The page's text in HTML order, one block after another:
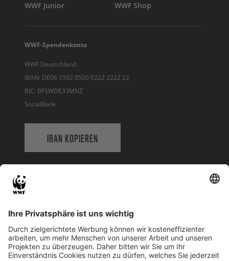
WWF Junior WWF Shop
WWF-Spendenkonto
WWF Deutschland
IBAN: DE06 5502 0500 0222 2222 22
BIC: BFSWDE33MNZ
SozialBank
IBAN KOPIEREN
WWF Deutschland
Reinhardtstr. 18
10117 Berlin
Tel.: 030-311 777 700